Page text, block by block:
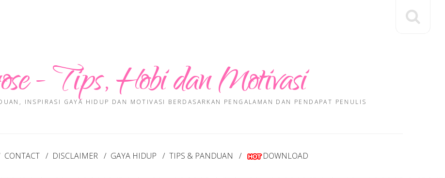
- Tips, Hobi dan Motivasi
INSPIRASI GAYA HIDUP DAN MOTIVASI BERDASARKAN PENGALAMAN DAN PENDAPAT PENULIS
CONTACT DISCLAIMER GAYA HIDUP TIPS & PANDUAN DOWNLOAD